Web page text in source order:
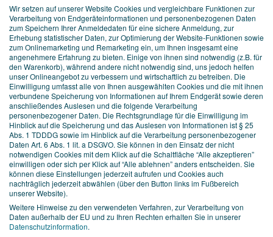
STANDORTE
BERLIN
Friedrichstrasse 171, 10117 Berlin
SEESTERMÜHE
Am Altenfeldsdeich 56, 25371 Seestermühe
HAMBURG
Ballindamm 3, 20095 Hamburg
MADRID
Calle de Serrano, 19, 4º derecha, 28001 Madrid
KANARISCHE INSELN
Calle Majanicho, 100, 834, 35650 Lajares
LEISTUNGEN
Service & Support
Beratung & Strategie
Wir setzen auf unserer Website Cookies und vergleichbare Funktionen zur
Verarbeitung von Endgeräteinformationen und personenbezogenen Daten
zum Speichern Ihrer Anmeldedaten für eine sichere Anmeldung, zur
Erhebung statistischer Daten, zur Optimierung der Website-Funktionen sowie
zum Onlinemarketing und Remarketing ein, um Ihnen insgesamt eine
angenehmere Erfahrung zu bieten. Einige von ihnen sind notwendig (z.B. für
den Warenkorb), während andere nicht notwendig sind, uns jedoch helfen
unser Onlineangebot zu verbessern und wirtschaftlich zu betreiben. Die
Einwilligung umfasst alle von Ihnen ausgewählten Cookies und die mit ihnen
verbundene Speicherung von Informationen auf Ihrem Endgerät sowie deren
anschließendes Auslesen und die folgende Verarbeitung
personenbezogener Daten. Die Rechtsgrundlage für die Einwilligung im
Hinblick auf die Speicherung und das Auslesen von Informationen ist § 25
Abs. 1 TDDDG sowie im Hinblick auf die Verarbeitung personenbezogener
Daten Art. 6 Abs. 1 lit. a DSGVO. Sie können in den Einsatz der nicht
notwendigen Cookies mit dem Klick auf die Schaltfläche “Alle akzeptieren”
einwilligen oder sich per Klick auf “Alle ablehnen” anders entscheiden. Sie
können diese Einstellungen jederzeit aufrufen und Cookies auch
nachträglich jederzeit abwählen (über den Button links im Fußbereich
unserer Website).
Weitere Hinweise zu den verwendeten Verfahren, zur Verarbeitung von
Daten außerhalb der EU und zu Ihren Rechten erhalten Sie in unserer
Datenschutzinformation.